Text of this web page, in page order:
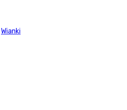
Wianki